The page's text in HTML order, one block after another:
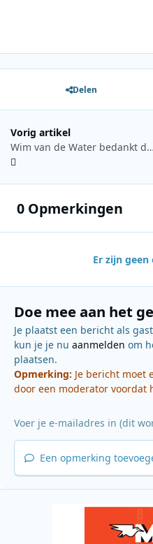
Delen
Vorig artikel
Wim van de Water bedankt donateurs na succesvolle inzamelingsactie voor MediaPages
0 Opmerkingen
Er zijn
Doe mee aan het
Je plaatst een bericht als
kun je je nu aanmelden om
plaatsen.
Opmerking: Je bericht moet
door een moderator voordat
Een opmerking